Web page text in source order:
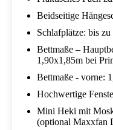
Beidseitige
Schlafplätze: bis zu
Bettmaße –
1,90x1,85m bei
Bettmaße - vorne:
Hochwertige
Mini Heki mit
(optional Maxxfan